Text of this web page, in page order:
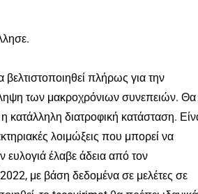
πλήρως για την
των μακροχρόνιων συνεπειών. Θα
κατάλληλη διατροφική κατάσταση.
λοιμώξεις που μπορεί να
έλαβε άδεια από τον
με βάση δεδομένα σε μελέτες σε